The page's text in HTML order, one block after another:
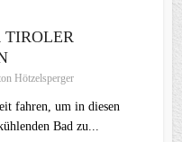
TIROLER
Hötzelsperger
fahren, um in diesen
Bad zu...